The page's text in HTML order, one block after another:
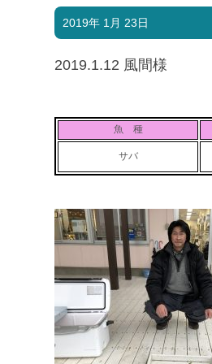
2019年 1月 23日
2019.1.12 風間様
魚 種
サバ